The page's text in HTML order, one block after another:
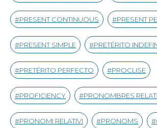
PRESENT CONTINUOUS PRESENT
PRESENT SIMPLE PRETÉRITO
PRETÉRITO PERFECTO PROCLISE
PROFICIENCY PRONOMBRES
PRONOMI RELATIVI PRONOMS